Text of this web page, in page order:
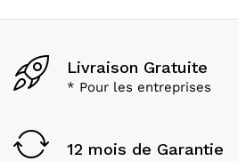
Livraison Gratuite
* Pour les entreprises
12 mois de Garantie